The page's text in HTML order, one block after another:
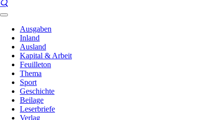
Ausgaben
Inland
Ausland
Kapital & Arbeit
Feuilleton
Thema
Sport
Geschichte
Beilage
Leserbriefe
Verlag